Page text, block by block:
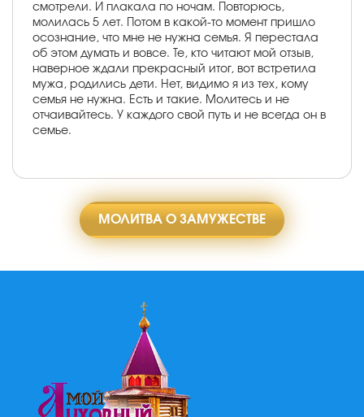
смотрели. И плакала по ночам. Повторюсь,
молилась 5 лет. Потом в какой-то момент пришло
осознание, что мне не нужна семья. Я перестала
об этом думать и вовсе. Те, кто читают мой отзыв,
наверное ждали прекрасный итог, вот встретила
мужа, родились дети. Нет, видимо я из тех, кому
семья не нужна. Есть и такие. Молитесь и не
отчаивайтесь. У каждого свой путь и не всегда он в
семье.
МОЛИТВА О ЗАМУЖЕСТВЕ